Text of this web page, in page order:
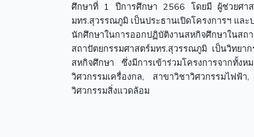
ศึกษาที่ 1 ปีการศึกษา 2566 โดยมี ผู้ช่วยศา
มทร.สุวรรณภูมิ เป็นประธานเปิดโครงการฯ แล
นักศึกษาในการออกปฏิบัติงานสหกิจศึกษาใน
สถาปัตยกรรมศาสตร์มทร.สุวรรณภูมิ เป็นวิทย
สหกิจศึกษา ซึ่งมีการเข้าร่วมโครงการจากทั้
วิศวกรรมเครื่องกล, สาขาวิชาวิศวกรรมไฟฟ้
วิศวกรรมสิ่งแวดล้อม